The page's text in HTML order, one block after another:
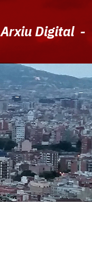
Arxiu Digital